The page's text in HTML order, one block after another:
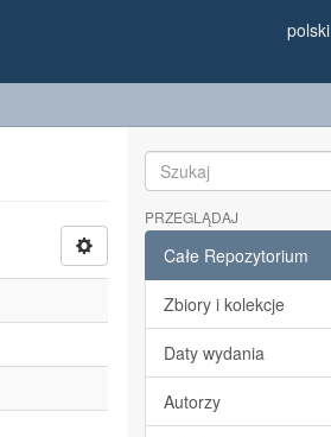
polski
PRZEGLĄDAJ
Całe Repozytorium
Zbiory i kolekcje
Daty wydania
Autorzy